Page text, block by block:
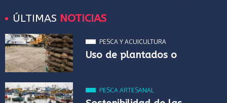
ÚLTIMAS NOTICIAS
PESCA Y ACUICULTURA
Uso de plantados o
PESCA ARTESANAL